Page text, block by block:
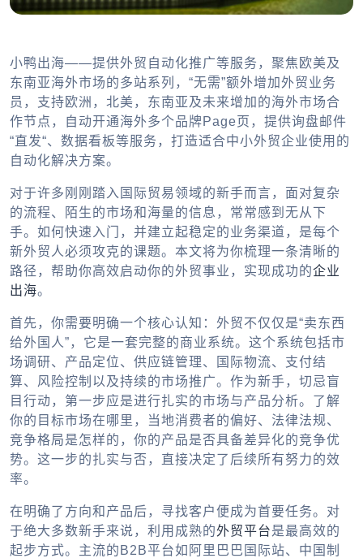
小鸭出海——提供外贸自动化推广等服务，聚焦欧美及
东南亚海外市场的多站系列，“无需”额外增加外贸业务
员，支持欧洲，北美，东南亚及未来增加的海外市场合
作节点，自动开通海外多个品牌Page页，提供询盘邮件
“直发“、数据看板等服务，打造适合中小外贸企业使用的
自动化解决方案。
对于许多刚刚踏入国际贸易领域的新手而言，面对复杂
的流程、陌生的市场和海量的信息，常常感到无从下
手。如何快速入门，并建立起稳定的业务渠道，是每个
新外贸人必须攻克的课题。本文将为你梳理一条清晰的
路径，帮助你高效启动你的外贸事业，实现成功的企业
出海。
首先，你需要明确一个核心认知：外贸不仅仅是“卖东西
给外国人”，它是一套完整的商业系统。这个系统包括市
场调研、产品定位、供应链管理、国际物流、支付结
算、风险控制以及持续的市场推广。作为新手，切忌盲
目行动，第一步应是进行扎实的市场与产品分析。了解
你的目标市场在哪里，当地消费者的偏好、法律法规、
竞争格局是怎样的，你的产品是否具备差异化的竞争优
势。这一步的扎实与否，直接决定了后续所有努力的效
率。
在明确了方向和产品后，寻找客户便成为首要任务。对
于绝大多数新手来说，利用成熟的外贸平台是最高效的
起步方式。主流的B2B平台如阿里巴巴国际站、中国制